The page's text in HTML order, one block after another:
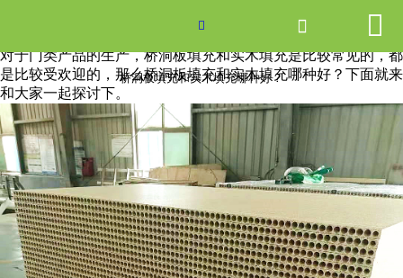
网站首页
产品中心
新闻中心
关于爱游戏ayx体育
联系我们

桥洞板填充和实木填充哪种好？
 
桥洞板填充和实木填充哪种好？
对于门类产品的生产，桥洞板填充和实木填充是比较常见的，都
是比较受欢迎的，那么桥洞板填充和实木填充哪种好？下面就来
和大家一起探讨下。